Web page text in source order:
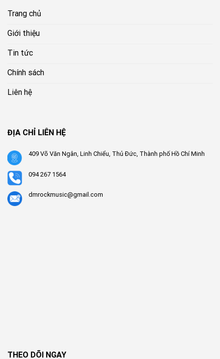
Trang chủ
Giới thiệu
Tin tức
Chính sách
Liên hệ
ĐỊA CHỈ LIÊN HỆ
409 Võ Văn Ngân, Linh Chiểu, Thủ Đức, Thành phố Hồ Chí Minh
094 267 1564
dmrockmusic@gmail.com
THEO DÕI NGAY